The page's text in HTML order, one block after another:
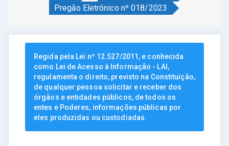
Pregão Eletrônico nº 018/2023
Regida pela Lei nº 12.527/2011, e conhecida
como Lei de Acesso à Informação - LAI,
regulamenta o direito, previsto na Constituição,
de qualquer pessoa solicitar e receber dos
órgãos e entidades públicos, de todos os
entes e Poderes, informações públicas por
eles produzidas ou custodiadas.